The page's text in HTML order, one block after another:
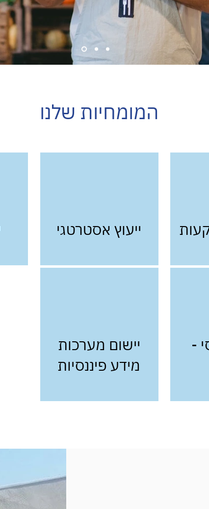
המומחיות שלנו
-
ייעוץ אסטרטגי
יישום מערכות
מידע פיננסיות